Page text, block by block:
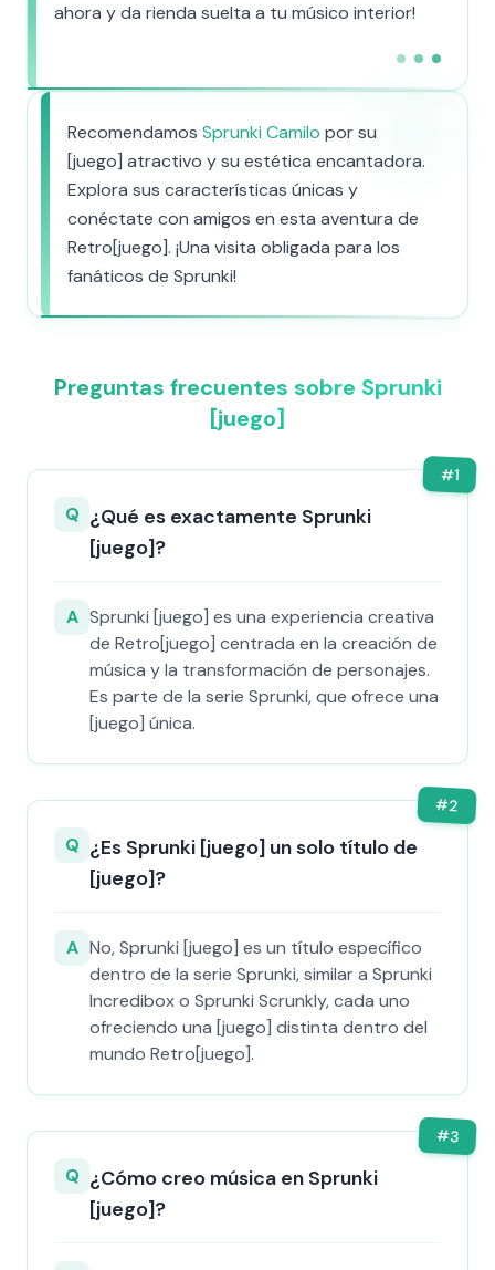
ahora y da rienda suelta a tu músico interior!
Recomendamos Sprunki Camilo por su
[juego] atractivo y su estética encantadora.
Explora sus características únicas y
conéctate con amigos en esta aventura de
Retro[juego]. ¡Una visita obligada para los
fanáticos de Sprunki!
Preguntas frecuentes sobre Sprunki
[juego]
#1
Q ¿Qué es exactamente Sprunki
[juego]?
A Sprunki [juego] es una experiencia creativa
de Retro[juego] centrada en la creación de
música y la transformación de personajes.
Es parte de la serie Sprunki, que ofrece una
[juego] única.
#2
Q ¿Es Sprunki [juego] un solo título de
[juego]?
A No, Sprunki [juego] es un título específico
dentro de la serie Sprunki, similar a Sprunki
Incredibox o Sprunki Scrunkly, cada uno
ofreciendo una [juego] distinta dentro del
mundo Retro[juego].
#3
Q ¿Cómo creo música en Sprunki
[juego]?